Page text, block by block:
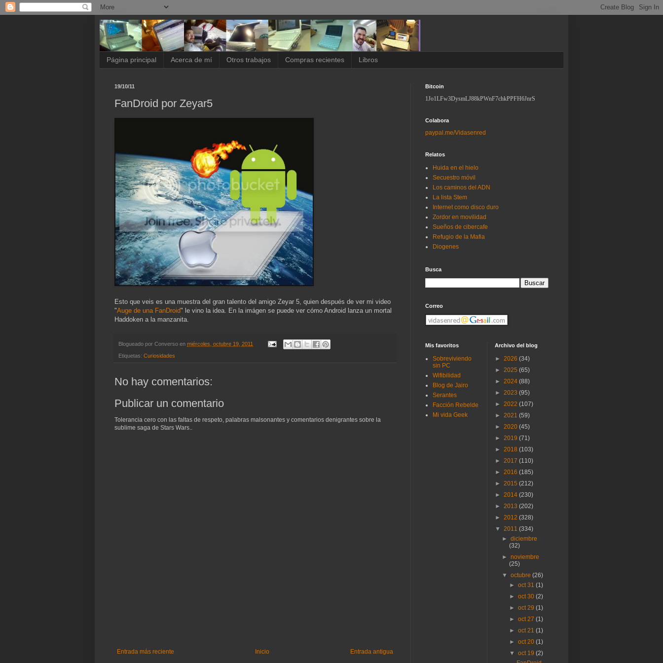
Página principal Acerca de mí Otros trabajos Compras recientes Libros
19/10/11
FanDroid por Zeyar5
Esto que veis es una muestra del gran talento del amigo Zeyar 5, quien después de ver mi video
"Auge de una FanDroid" le vino la idea. En la imágen se puede ver cómo Android lanza un mortal
Haddoken a la manzanita.
Blogueado por Converso en miércoles, octubre 19, 2011
Etiquetas: Curiosidades
No hay comentarios:
Publicar un comentario
Tolerancia cero con las faltas de respeto, palabras malsonantes y comentarios denigrantes sobre la
sublime saga de Stars Wars..
Entrada más reciente Entrada antigua
Inicio
Bitcoin
1Jo1LFw3DysmLJ88kPWnF7chkPPFH6JnrS
Colabora
paypal.me/Vidasenred
Relatos
Huida en el hielo
Secuestro móvil
Los caminos del ADN
La lista Stem
Internet como disco duro
Zordor en movilidad
Sueños de cibercafe
Refugio de la Mafia
Diogenes
Busca
Correo
Mis favoritos
Sobreviviendo
sin PC
Wifibilidad
Blog de Jairo
Serantes
Facción Rebelde
Mi vida Geek
Archivo del blog
► 2026 (34)
► 2025 (65)
► 2024 (88)
► 2023 (95)
► 2022 (107)
► 2021 (59)
► 2020 (45)
► 2019 (71)
► 2018 (103)
► 2017 (110)
► 2016 (185)
► 2015 (212)
► 2014 (230)
► 2013 (202)
► 2012 (328)
▼ 2011 (334)
►diciembre
(32)
►noviembre
(25)
▼octubre(26)
► oct 31 (1)
► oct 30 (2)
► oct 29 (1)
► oct 27 (1)
► oct 21 (1)
► oct 20 (1)
▼ oct 19 (2)